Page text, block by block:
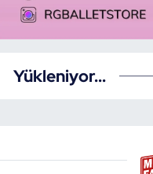
Yükleniyor...